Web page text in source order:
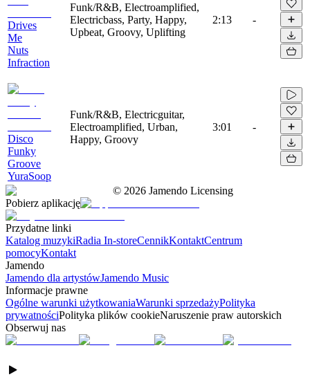
Drives
Me
Nuts
Infraction
Funk/R&B, Electroamplified,
Electricbass, Party, Happy,
Upbeat, Groovy, Uplifting
2:13 -
Disco
Funky
Groove
YuraSoop
Funk/R&B, Electricguitar,
Electroamplified, Urban,
Happy, Groovy
3:01 -
© 2026 Jamendo Licensing
Pobierz aplikację
Przydatne linki
Katalog muzykiRadia In-storeCennikKontaktCentrum
pomocyKontakt
Jamendo
Jamendo dla artystówJamendo Music
Informacje prawne
Ogólne warunki użytkowaniaWarunki sprzedażyPolityka
prywatnościPolityka plików cookieNaruszenie praw autorskich
Obserwuj nas